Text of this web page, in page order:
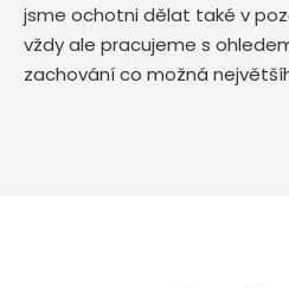
jsme ochotni dělat také v
vždy ale pracujeme s
zachování co možná